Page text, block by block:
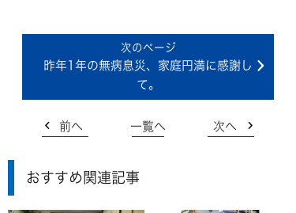
昨年1年の無病息災、家庭円満に感謝し
て。
前へ 一覧へ 次へ
おすすめ関連記事